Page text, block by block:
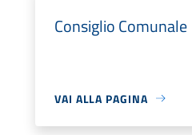
Consiglio Comunale
VAI ALLA PAGINA